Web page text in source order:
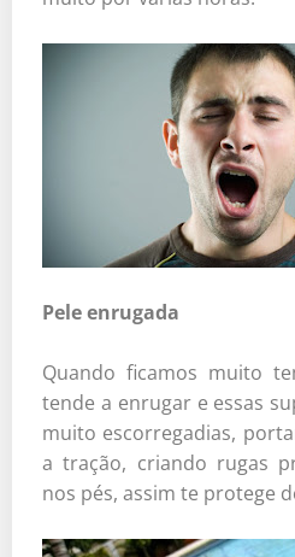
Pele enrugada
Quando ficamos muito
tende a enrugar e essas
muito escorregadias,
a tração, criando rugas
nos pés, assim te protege